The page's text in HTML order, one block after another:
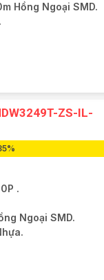
Hồng Ngoại SMD.
ZS-IL-
.
Ngoại SMD.